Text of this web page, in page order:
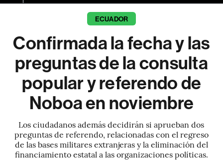
ECUADOR
Confirmada la fecha y las
preguntas de la consulta
popular y referendo de
Noboa en noviembre
Los ciudadanos además decidirán si aprueban dos
preguntas de referendo, relacionadas con el regreso
de las bases militares extranjeras y la eliminación del
financiamiento estatal a las organizaciones políticas.